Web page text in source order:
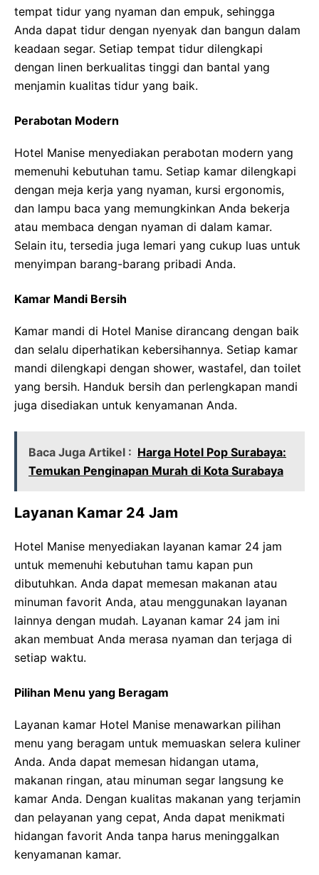
tempat tidur yang nyaman dan empuk, sehingga
Anda dapat tidur dengan nyenyak dan bangun dalam
keadaan segar. Setiap tempat tidur dilengkapi
dengan linen berkualitas tinggi dan bantal yang
menjamin kualitas tidur yang baik.
Perabotan Modern
Hotel Manise menyediakan perabotan modern yang
memenuhi kebutuhan tamu. Setiap kamar dilengkapi
dengan meja kerja yang nyaman, kursi ergonomis,
dan lampu baca yang memungkinkan Anda bekerja
atau membaca dengan nyaman di dalam kamar.
Selain itu, tersedia juga lemari yang cukup luas untuk
menyimpan barang-barang pribadi Anda.
Kamar Mandi Bersih
Kamar mandi di Hotel Manise dirancang dengan baik
dan selalu diperhatikan kebersihannya. Setiap kamar
mandi dilengkapi dengan shower, wastafel, dan toilet
yang bersih. Handuk bersih dan perlengkapan mandi
juga disediakan untuk kenyamanan Anda.
Baca Juga Artikel : Harga Hotel Pop Surabaya:
Temukan Penginapan Murah di Kota Surabaya
Layanan Kamar 24 Jam
Hotel Manise menyediakan layanan kamar 24 jam
untuk memenuhi kebutuhan tamu kapan pun
dibutuhkan. Anda dapat memesan makanan atau
minuman favorit Anda, atau menggunakan layanan
lainnya dengan mudah. Layanan kamar 24 jam ini
akan membuat Anda merasa nyaman dan terjaga di
setiap waktu.
Pilihan Menu yang Beragam
Layanan kamar Hotel Manise menawarkan pilihan
menu yang beragam untuk memuaskan selera kuliner
Anda. Anda dapat memesan hidangan utama,
makanan ringan, atau minuman segar langsung ke
kamar Anda. Dengan kualitas makanan yang terjamin
dan pelayanan yang cepat, Anda dapat menikmati
hidangan favorit Anda tanpa harus meninggalkan
kenyamanan kamar.